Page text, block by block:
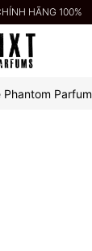
HÃNG 100%
Phantom Parfum